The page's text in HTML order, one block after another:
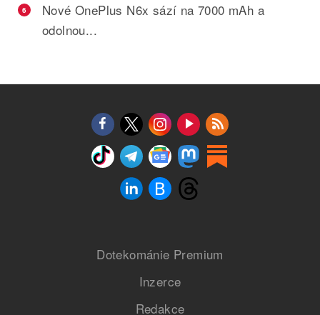
6
Nové OnePlus N6x sází na 7000 mAh a
odolnou...
Dotekománie Premium
Inzerce
Redakce